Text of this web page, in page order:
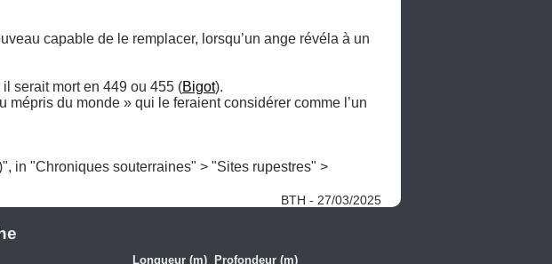
capable de le remplacer, lorsqu’un ange révéla à un
serait mort en 449 ou 455 (Bigot).
mépris du monde » qui le feraient considérer comme l’un
in "Chroniques souterraines" > "Sites rupestres" >
BTH - 27/03/2025
Longueur (m) Profondeur (m)